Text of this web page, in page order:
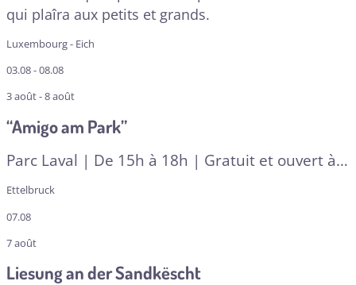
qui plaîra aux petits et grands.
Luxembourg - Eich
03.08 - 08.08
3 août - 8 août
“Amigo am Park”
Parc Laval | De 15h à 18h | Gratuit et ouvert à
tous
Ettelbruck
07.08
7 août
Liesung an der Sandkëscht